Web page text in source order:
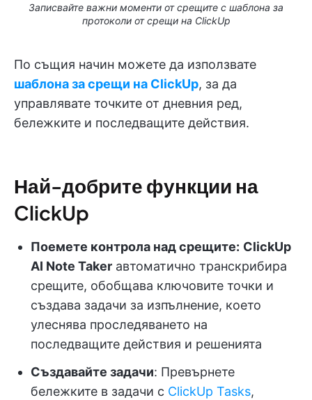
Записвайте важни моменти от срещите с шаблона за
протоколи от срещи на ClickUp
По същия начин можете да използвате
шаблона за срещи на ClickUp, за да
управлявате точките от дневния ред,
бележките и последващите действия.
Най-добрите функции на
ClickUp
Поемете контрола над срещите: ClickUp
AI Note Taker автоматично транскрибира
срещите, обобщава ключовите точки и
създава задачи за изпълнение, което
улеснява проследяването на
последващите действия и решенията
Създавайте задачи: Превърнете
бележките в задачи с ClickUp Tasks,